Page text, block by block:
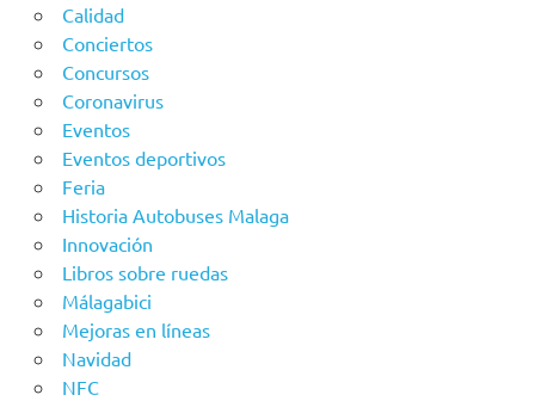
Calidad
Conciertos
Concursos
Coronavirus
Eventos
Eventos deportivos
Feria
Historia Autobuses Malaga
Innovación
Libros sobre ruedas
Málagabici
Mejoras en líneas
Navidad
NFC